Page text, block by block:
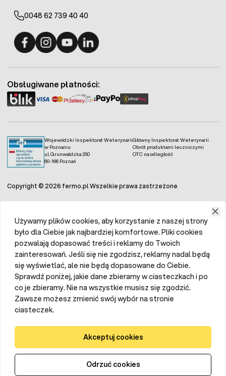
0048 62 739 40 40
Wojewódzki Inspektorat Weterynarii
w Poznaniu
ul. Grunwaldzka 250
60-166 Poznań
Główny Inspektorat Weterynarii
Obrót produktami leczniczymi
OTC na odległość
Obsługiwane płatności:
Copyright © 2026 fermo.pl Wszelkie prawa zastrzeżone
Używamy plików cookies, aby korzystanie z naszej strony
było dla Ciebie jak najbardziej komfortowe. Pliki cookies
pozwalają dopasować treści i reklamy do Twoich
zainteresowań. Jeśli się nie zgodzisz, reklamy nadal będą
się wyświetlać, ale nie będą dopasowane do Ciebie.
Sprawdź poniżej, jakie dane zbieramy w ciasteczkach i po
co je zbieramy. Nie na wszystkie musisz się zgodzić.
Zawsze możesz zmienić swój wybór na stronie
ciasteczek.
Akceptuj cookies
Odrzuć cookies